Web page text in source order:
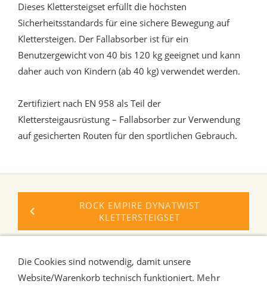
Dieses Klettersteigset erfüllt die höchsten
Sicherheitsstandards für eine sichere Bewegung auf
Klettersteigen. Der Fallabsorber ist für ein
Benutzergewicht von 40 bis 120 kg geeignet und kann
daher auch von Kindern (ab 40 kg) verwendet werden.
Zertifiziert nach EN 958 als Teil der
Klettersteigausrüstung – Fallabsorber zur Verwendung
auf gesicherten Routen für den sportlichen Gebrauch.
ROCK EMPIRE DYNATWIST
KLETTERSTEIGSET
Die Cookies sind notwendig, damit unsere
Website/Warenkorb technisch funktioniert. Mehr